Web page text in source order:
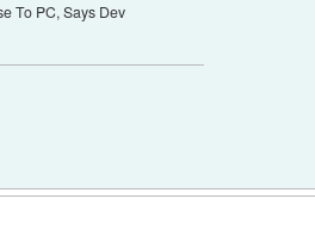
To PC, Says Dev